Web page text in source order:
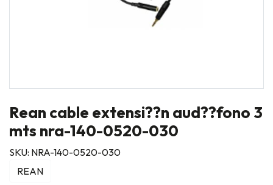
Rean cable extensi??n aud??fono 3
mts nra-140-0520-030
SKU: NRA-140-0520-030
REAN